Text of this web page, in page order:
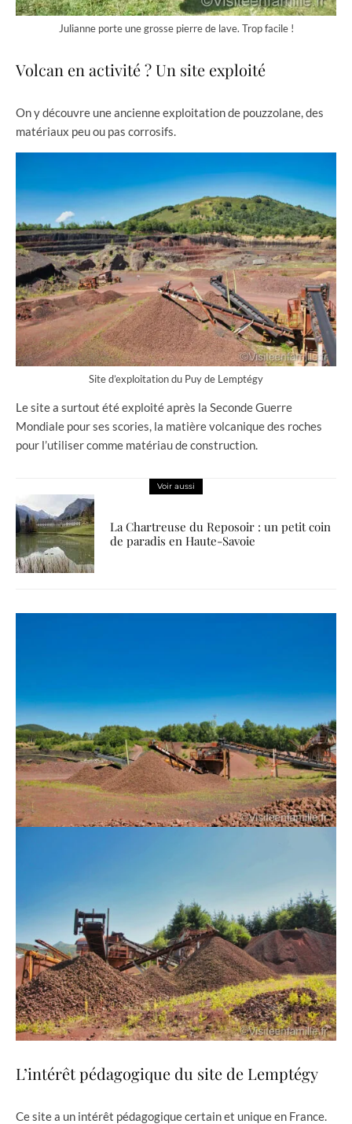
Julianne porte une grosse pierre de lave. Trop facile !
Volcan en activité ? Un site exploité
On y découvre une ancienne exploitation de pouzzolane, des
matériaux peu ou pas corrosifs.
Site d’exploitation du Puy de Lemptégy
Le site a surtout été exploité après la Seconde Guerre
Mondiale pour ses scories, la matière volcanique des roches
pour l’utiliser comme matériau de construction.
Voir aussi
La Chartreuse du Reposoir : un petit coin
de paradis en Haute-Savoie
L’intérêt pédagogique du site de Lemptégy
Ce site a un intérêt pédagogique certain et unique en France.